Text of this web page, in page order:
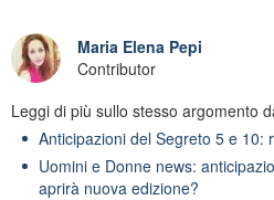
Maria Elena Pepi
Contributor
Leggi di più sullo stesso argomento
Anticipazioni del Segreto 5 e 10:
Uomini e Donne news:
aprirà nuova edizione?